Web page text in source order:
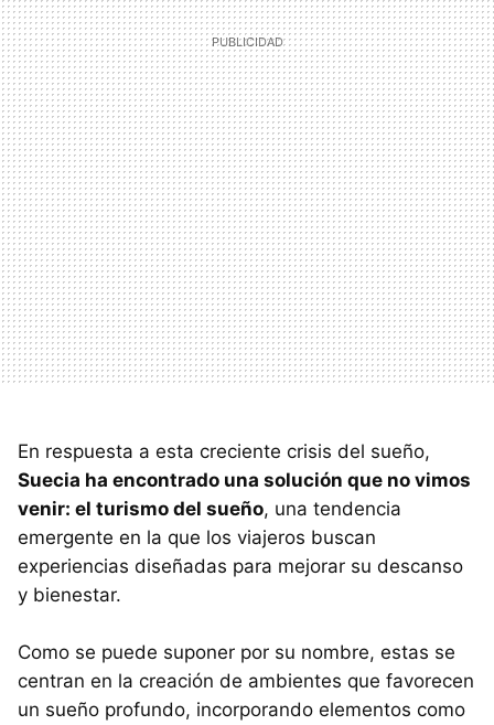
En respuesta a esta creciente crisis del sueño,
Suecia ha encontrado una solución que no vimos
venir: el turismo del sueño, una tendencia
emergente en la que los viajeros buscan
experiencias diseñadas para mejorar su descanso
y bienestar.
Como se puede suponer por su nombre, estas se
centran en la creación de ambientes que favorecen
un sueño profundo, incorporando elementos como